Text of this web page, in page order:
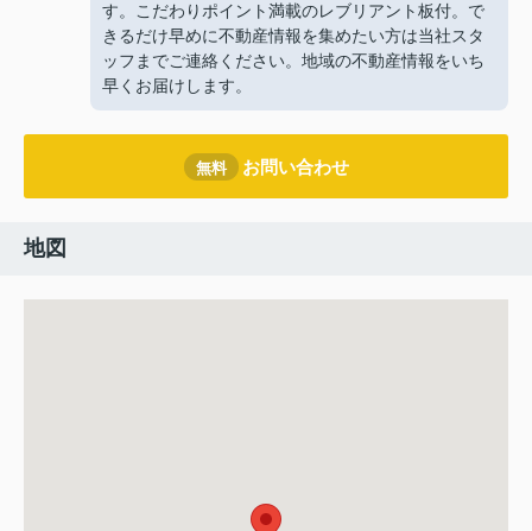
す。こだわりポイント満載のレブリアント板付。で
きるだけ早めに不動産情報を集めたい方は当社スタ
ッフまでご連絡ください。地域の不動産情報をいち
早くお届けします。
無料 お問い合わせ
地図